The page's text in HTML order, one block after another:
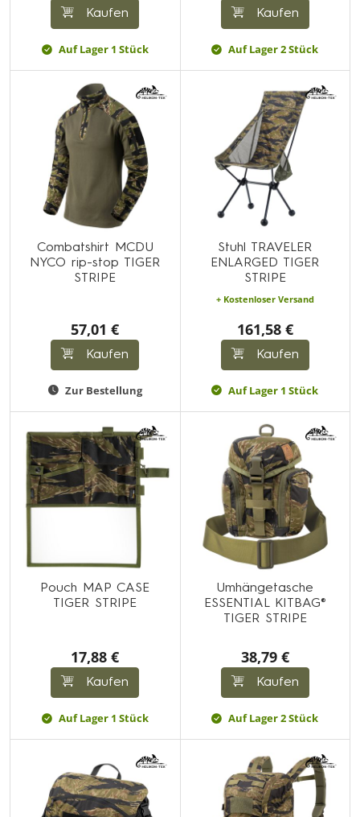
Kaufen
Auf Lager 1 Stück
Kaufen
Auf Lager 2 Stück
Combatshirt MCDU
NYCO rip-stop TIGER
STRIPE
57,01 €
Kaufen
Zur Bestellung
Stuhl TRAVELER
ENLARGED TIGER
STRIPE
+ Kostenloser Versand
161,58 €
Kaufen
Auf Lager 1 Stück
Pouch MAP CASE
TIGER STRIPE
17,88 €
Kaufen
Auf Lager 1 Stück
Umhängetasche
ESSENTIAL KITBAG®
TIGER STRIPE
38,79 €
Kaufen
Auf Lager 2 Stück